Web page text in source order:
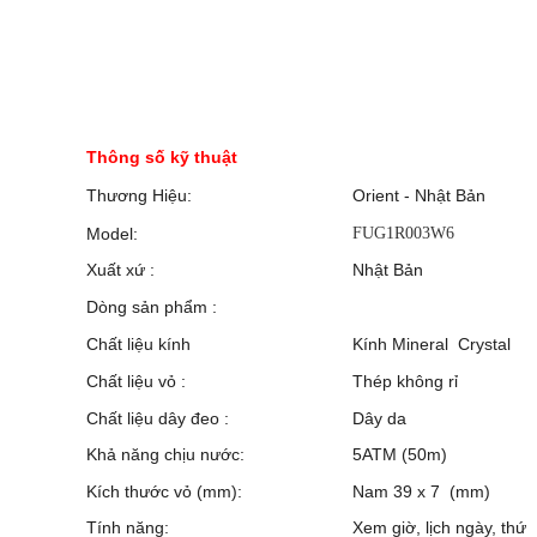
Đồng hồ Orient
Thông số kỹ thuật
Thương Hiệu:
Orient - Nhật Bản
Model:
FUG1R003W6
Xuất xứ :
Nhật Bản
Dòng sản phẩm :
Chất liệu kính
Kính Mineral Crystal
Chất liệu vỏ :
Thép không rỉ
Chất liệu dây đeo :
Dây da
Khả năng chịu nước:
5ATM (50m)
Kích thước vỏ (mm):
Nam 39 x 7 (mm)
Tính năng:
Xem giờ, lịch ngày, thứ